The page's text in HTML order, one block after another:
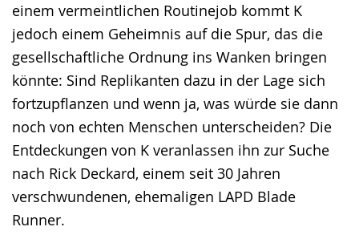
einem vermeintlichen Routinejob kommt K
jedoch einem Geheimnis auf die Spur, das die
gesellschaftliche Ordnung ins Wanken bringen
könnte: Sind Replikanten dazu in der Lage sich
fortzupflanzen und wenn ja, was würde sie dann
noch von echten Menschen unterscheiden? Die
Entdeckungen von K veranlassen ihn zur Suche
nach Rick Deckard, einem seit 30 Jahren
verschwundenen, ehemaligen LAPD Blade
Runner.